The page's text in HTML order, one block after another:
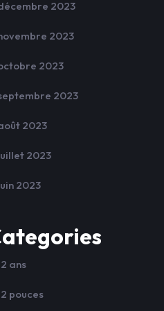
2023
2023
2023
2023
2023
2023
2023
ans
pouces